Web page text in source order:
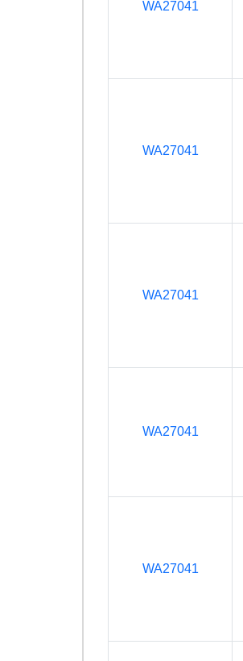
WA27041
WA27041
WA27041
WA27041
WA27041